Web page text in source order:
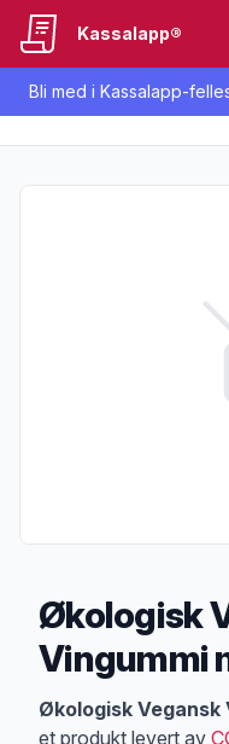
Bli med i Kassalapp-
Kassalapp®
Økologisk
Vingummi
Økologisk Vegansk
et produkt levert av